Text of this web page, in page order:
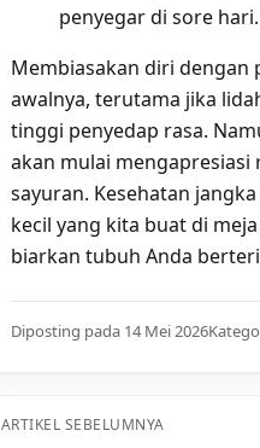
penyegar di sore hari.
Membiasakan diri dengan
awalnya, terutama jika
tinggi penyedap rasa.
akan mulai mengapresiasi
sayuran. Kesehatan
kecil yang kita buat di
biarkan tubuh Anda
Diposting pada 14 Mei 2026
ARTIKEL SEBELUMNYA